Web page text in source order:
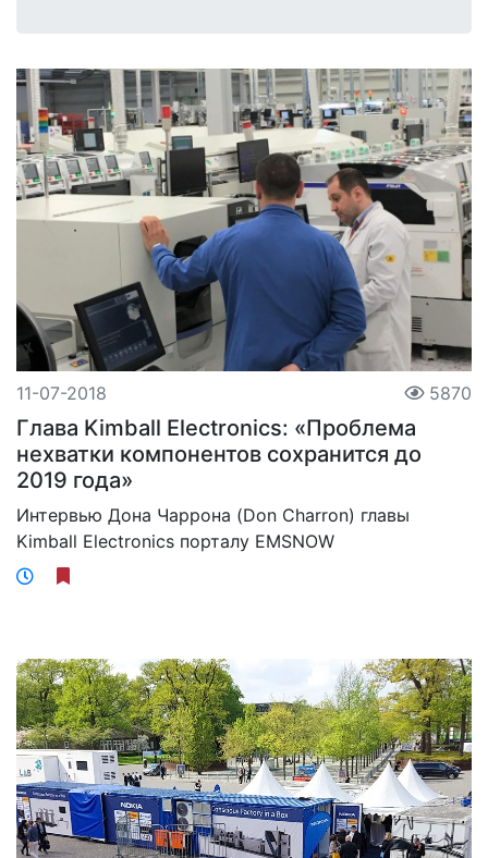
11-07-2018 5870
Глава Kimball Electronics: «Проблема
нехватки компонентов сохранится до
2019 года»
Интервью Дона Чаррона (Don Charron) главы
Kimball Electronics порталу EMSNOW